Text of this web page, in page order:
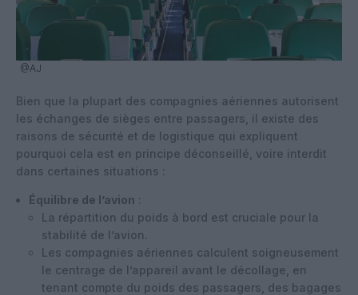
@AJ
Bien que la plupart des compagnies aériennes autorisent
les échanges de sièges entre passagers, il existe des
raisons de sécurité et de logistique qui expliquent
pourquoi cela est en principe déconseillé, voire interdit
dans certaines situations :
Équilibre de l’avion :
La répartition du poids à bord est cruciale pour la
stabilité de l’avion.
Les compagnies aériennes calculent soigneusement
le centrage de l’appareil avant le décollage, en
tenant compte du poids des passagers, des bagages